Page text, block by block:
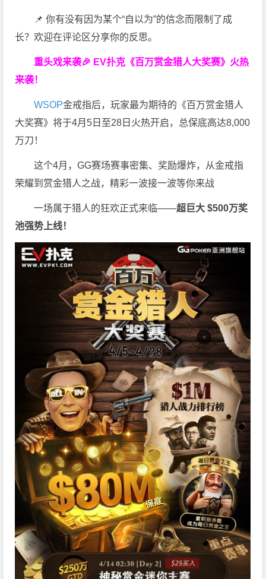
📌 你有没有因为某个“自以为”的信念而限制了成
长？欢迎在评论区分享你的反思。
重头戏来袭🎉 EV扑克 《百万赏金猎人大奖赛》 火热
来袭！
WSOP金戒指后，玩家最为期待的《百万赏金猎人
大奖赛》将于4月5日至28日火热开启，总保底高达8,000
万刀！
这个4月，GG赛场赛事密集、奖励爆炸，从金戒指
荣耀到赏金猎人之战，精彩一波接一波等你来战
一场属于猎人的狂欢正式来临——超巨大 $500万奖
池强势上线！